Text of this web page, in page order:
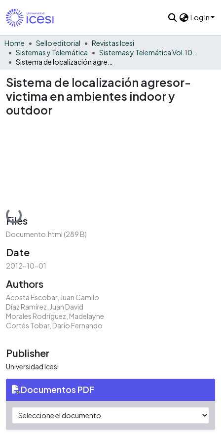
Log In
Home Sello editorial
Revistas Icesi
Sistemas y Telemática
Sistema de localización agresor-
victima en ambientes indoor y
outdoor
Loading...
Files
Documento.html (289 B)
Date
2012-10-01
Authors
Acosta Escobar, Juan Camilo
Díaz Ramírez, Juan David
Morales Rodríguez, Madelayne
Cortés Tobar, Darío Fernando
Publisher
Universidad Icesi
Documentos PDF